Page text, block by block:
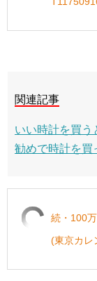
関連記事
いい時計を買う
勧めで時計を買
続・100
(東京カレ